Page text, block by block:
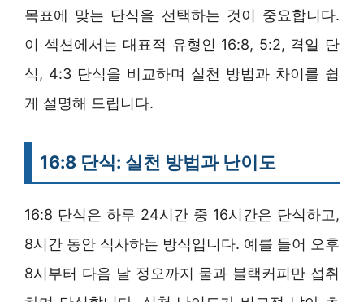
목표에 맞는 단식을 선택하는 것이 중요합니다.
이 섹션에서는 대표적 유형인 16:8, 5:2, 격일 단
식, 4:3 단식을 비교하며 실천 방법과 차이를 쉽
게 설명해 드립니다.
16:8 단식: 실천 방법과 난이도
16:8 단식은 하루 24시간 중 16시간은 단식하고,
8시간 동안 식사하는 방식입니다. 예를 들어 오후
8시부터 다음 날 정오까지 물과 블랙커피만 섭취